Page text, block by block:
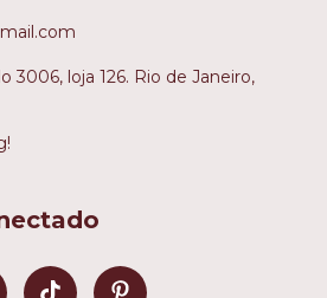
3006, loja 126. Rio de Janeiro,